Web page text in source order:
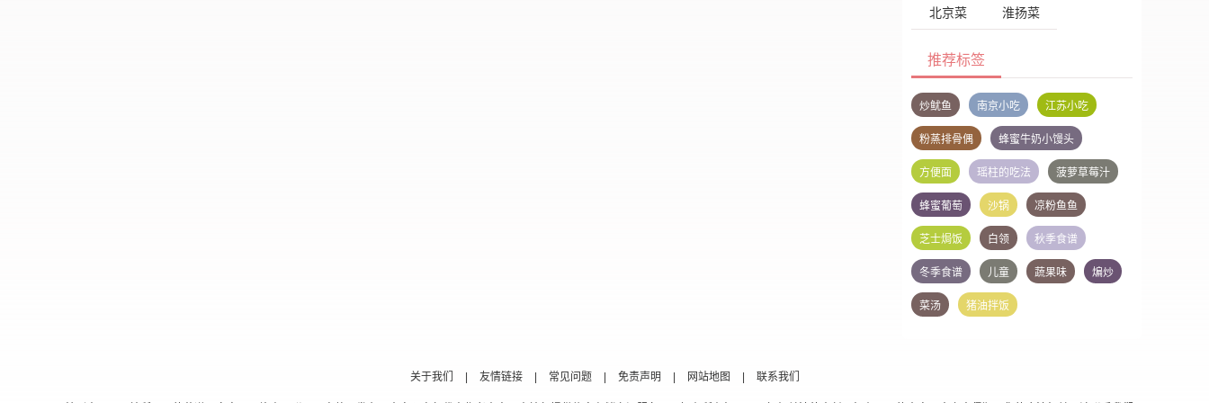
北京菜 淮扬菜
推荐标签
炒鱿鱼 南京小吃 江苏小吃
粉蒸排骨偶 蜂蜜牛奶小馒头
方便面 瑶柱的吃法 菠萝草莓汁
蜂蜜葡萄 沙锅 凉粉鱼鱼
芝士焗饭 白领 秋季食谱
冬季食谱 儿童 蔬果味 煸炒
菜汤 猪油拌饭
关于我们 友情链接 常见问题 免责声明 网站地图 联系我们